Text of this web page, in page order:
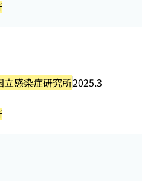
立感染症研究所2025.3